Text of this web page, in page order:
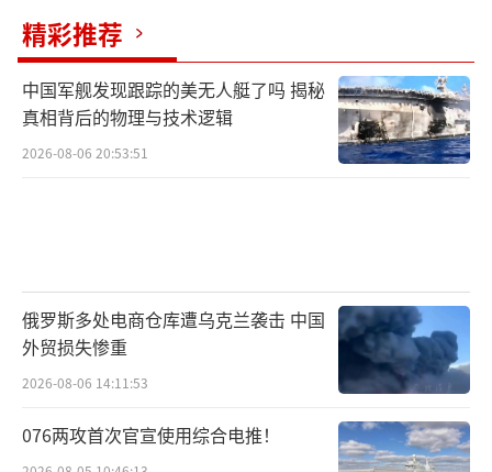
精彩推荐
中国军舰发现跟踪的美无人艇了吗 揭秘
真相背后的物理与技术逻辑
2026-08-06 20:53:51
俄罗斯多处电商仓库遭乌克兰袭击 中国
外贸损失惨重
2026-08-06 14:11:53
076两攻首次官宣使用综合电推！